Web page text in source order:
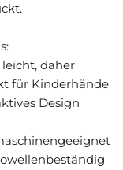
leicht, daher
für Kinderhände
Design